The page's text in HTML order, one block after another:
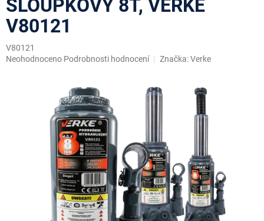
SLOUPKOVÝ 8T, VERKE
V80121
V80121
Průměrné
Neohodnoceno Podrobnosti hodnocení Značka:Verke